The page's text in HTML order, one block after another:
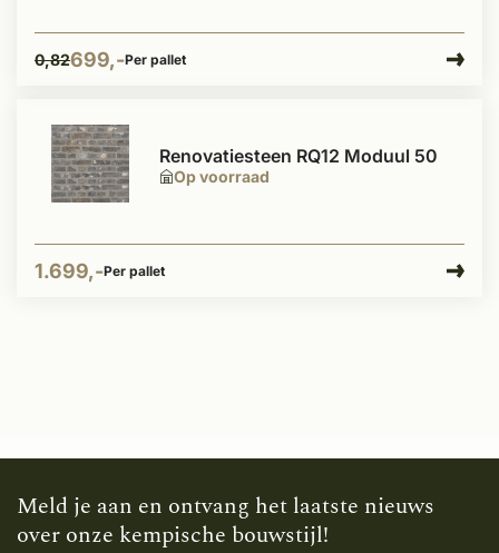
0,82699,-Per pallet
Op voorraad
Renovatiesteen RQ12 Moduul 50
1.699,-Per pallet
Meld je aan en ontvang het laatste nieuws
over onze kempische bouwstijl!